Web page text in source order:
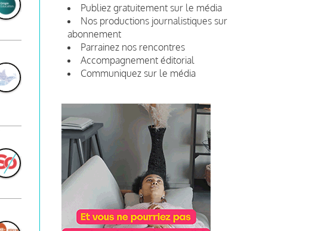
Publiez gratuitement sur le média
Nos productions journalistiques sur
abonnement
Parrainez nos rencontres
Accompagnement éditorial
Communiquez sur le média